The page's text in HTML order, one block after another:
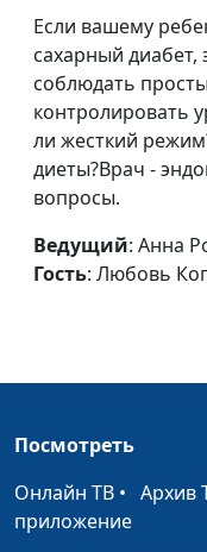
Питание
школьника (вторая
часть)
Питание
школьника (первая
часть)
Укусы
Кровотечения
Переломы
Если вашему
сахарный
соблюдать
контролировать
ли жесткий
диеты?Врач -
вопросы.
Ведущий: Анна
Гость: Любовь
Посмотреть
Онлайн ТВ • Архив
приложение